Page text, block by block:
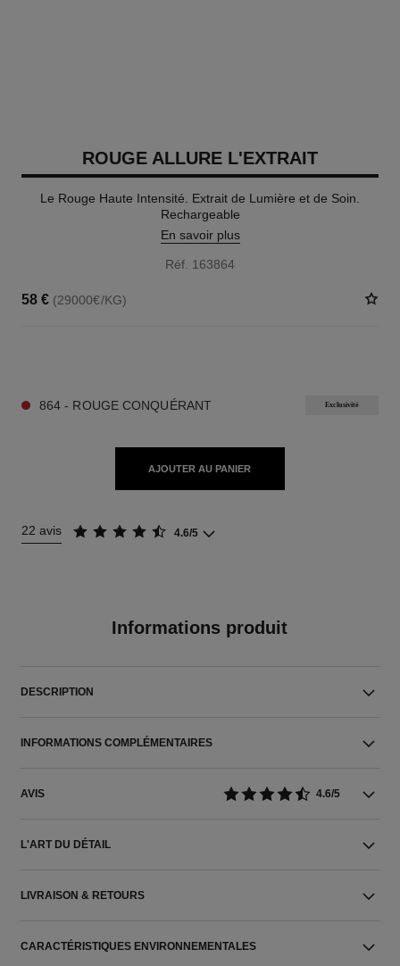
ROUGE ALLURE L'EXTRAIT
Le Rouge Haute Intensité. Extrait de Lumière et de Soin.
Rechargeable
En savoir plus
Réf. 163864
58 € (29000€/KG)
864 - ROUGE CONQUÉRANT Exclusivité
AJOUTER AU PANIER
22 avis 4.6/5
Informations produit
DESCRIPTION
INFORMATIONS COMPLÉMENTAIRES
AVIS 4.6/5
L'ART DU DÉTAIL
LIVRAISON & RETOURS
CARACTÉRISTIQUES ENVIRONNEMENTALES